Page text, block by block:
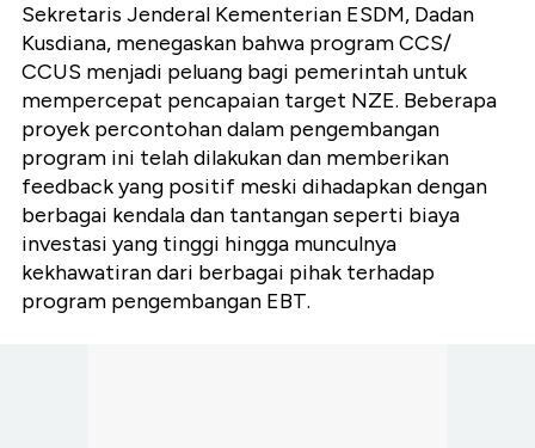
Sekretaris Jenderal Kementerian ESDM, Dadan
Kusdiana, menegaskan bahwa program CCS/
CCUS menjadi peluang bagi pemerintah untuk
mempercepat pencapaian target NZE. Beberapa
proyek percontohan dalam pengembangan
program ini telah dilakukan dan memberikan
feedback yang positif meski dihadapkan dengan
berbagai kendala dan tantangan seperti biaya
investasi yang tinggi hingga munculnya
kekhawatiran dari berbagai pihak terhadap
program pengembangan EBT.